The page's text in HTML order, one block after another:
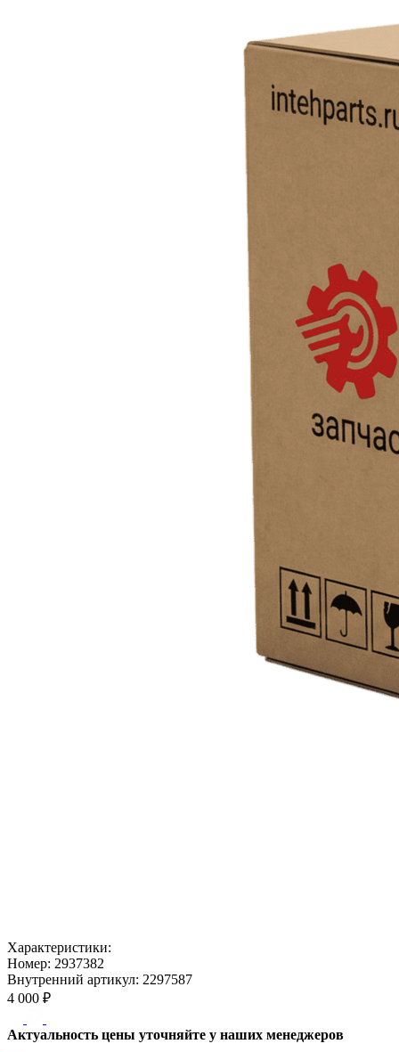
Характеристики:
Номер: 2937382
Внутренний артикул: 2297587
4 000 ₽
Актуальность цены уточняйте у наших менеджеров